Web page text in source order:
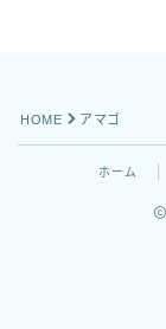
HOME アマゴ
ホーム